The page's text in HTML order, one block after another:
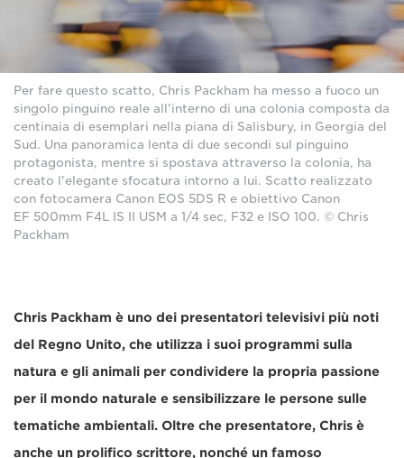
Per fare questo scatto, Chris Packham ha messo a fuoco un
singolo pinguino reale all'interno di una colonia composta da
centinaia di esemplari nella piana di Salisbury, in Georgia del
Sud. Una panoramica lenta di due secondi sul pinguino
protagonista, mentre si spostava attraverso la colonia, ha
creato l'elegante sfocatura intorno a lui. Scatto realizzato
con fotocamera Canon EOS 5DS R e obiettivo Canon
EF 500mm F4L IS II USM a 1/4 sec, F32 e ISO 100. © Chris
Packham
Chris Packham è uno dei presentatori televisivi più noti
del Regno Unito, che utilizza i suoi programmi sulla
natura e gli animali per condividere la propria passione
per il mondo naturale e sensibilizzare le persone sulle
tematiche ambientali. Oltre che presentatore, Chris è
anche un prolifico scrittore, nonché un famoso